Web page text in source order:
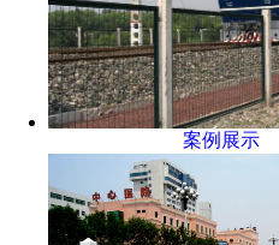
案例展示